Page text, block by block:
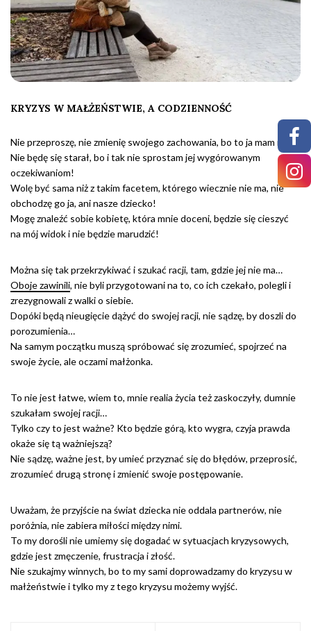
KRYZYS W MAŁŻEŃSTWIE, A CODZIENNOŚĆ
Nie przeproszę, nie zmienię swojego zachowania, bo to ja mam rację!
Nie będę się starał, bo i tak nie sprostam jej wygórowanym
oczekiwaniom!
Wolę być sama niż z takim facetem, którego wiecznie nie ma, nie
obchodzę go ja, ani nasze dziecko!
Mogę znaleźć sobie kobietę, która mnie doceni, będzie się cieszyć
na mój widok i nie będzie marudzić!
Można się tak przekrzykiwać i szukać racji, tam, gdzie jej nie ma…
Oboje zawinili, nie byli przygotowani na to, co ich czekało, polegli i
zrezygnowali z walki o siebie.
Dopóki będą nieugięcie dążyć do swojej racji, nie sądzę, by doszli do
porozumienia…
Na samym początku muszą spróbować się zrozumieć, spojrzeć na
swoje życie, ale oczami małżonka.
To nie jest łatwe, wiem to, mnie realia życia też zaskoczyły, dumnie
szukałam swojej racji…
Tylko czy to jest ważne? Kto będzie górą, kto wygra, czyja prawda
okaże się tą ważniejszą?
Nie sądzę, ważne jest, by umieć przyznać się do błędów, przeprosić,
zrozumieć drugą stronę i zmienić swoje postępowanie.
Uważam, że przyjście na świat dziecka nie oddala partnerów, nie
poróżnia, nie zabiera miłości między nimi.
To my dorośli nie umiemy się dogadać w sytuacjach kryzysowych,
gdzie jest zmęczenie, frustracja i złość.
Nie szukajmy winnych, bo to my sami doprowadzamy do kryzysu w
małżeństwie i tylko my z tego kryzysu możemy wyjść.